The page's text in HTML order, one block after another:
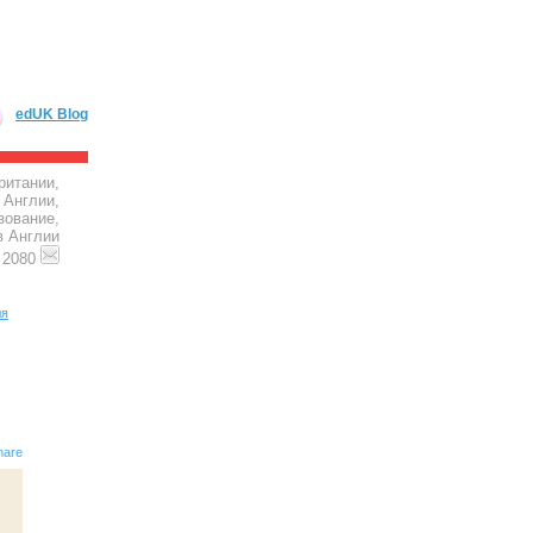
edUK Blog
Англии,
Англии